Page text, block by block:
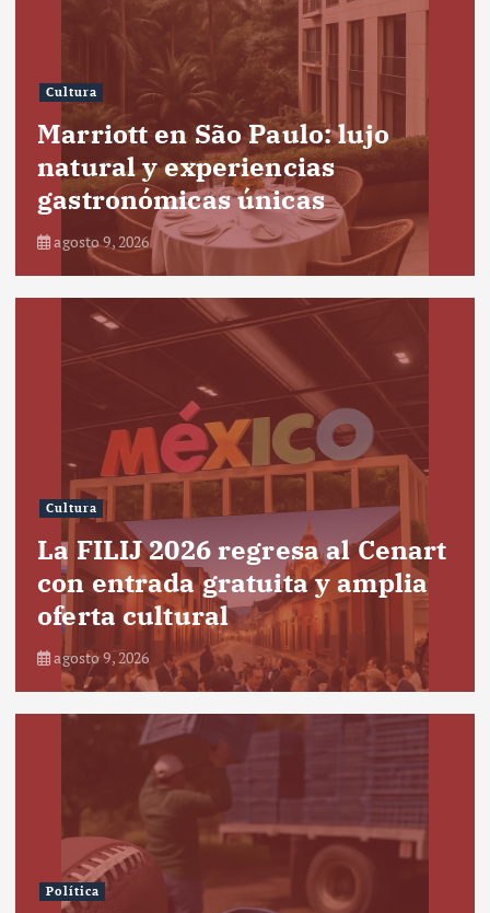
Cultura
Marriott en São Paulo: lujo
natural y experiencias
gastronómicas únicas
agosto 9, 2026
Cultura
La FILIJ 2026 regresa al Cenart
con entrada gratuita y amplia
oferta cultural
agosto 9, 2026
Política